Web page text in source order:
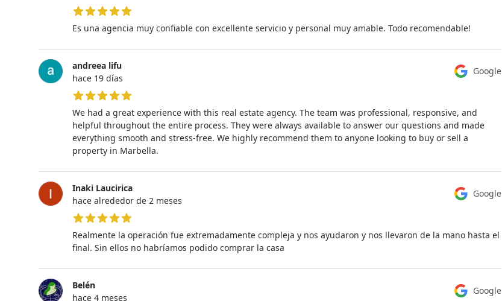
5 de 5 estrellas
Es una agencia muy confiable con excellente servicio y personal muy amable. Todo recomendable!
Google
andreea lifu
hace 19 días
5 de 5 estrellas
We had a great experience with this real estate agency. The team was professional, responsive, and
helpful throughout the entire process. They were always available to answer our questions and made
everything smooth and stress-free. We highly recommend them to anyone looking to buy or sell a
property in Marbella.
Google
Inaki Laucirica
hace alrededor de 2 meses
5 de 5 estrellas
Realmente la operación fue extremadamente compleja y nos ayudaron y nos llevaron de la mano hasta el
final. Sin ellos no habríamos podido comprar la casa
Google
Belén
hace 4 meses